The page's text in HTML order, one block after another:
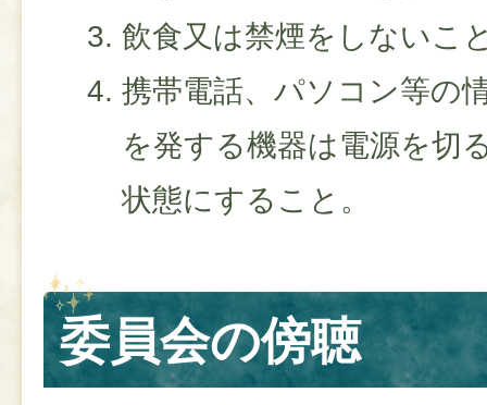
飲食又は禁煙をしないこ
携帯電話、パソコン等の
を発する機器は電源を切
状態にすること。
委員会の傍聴